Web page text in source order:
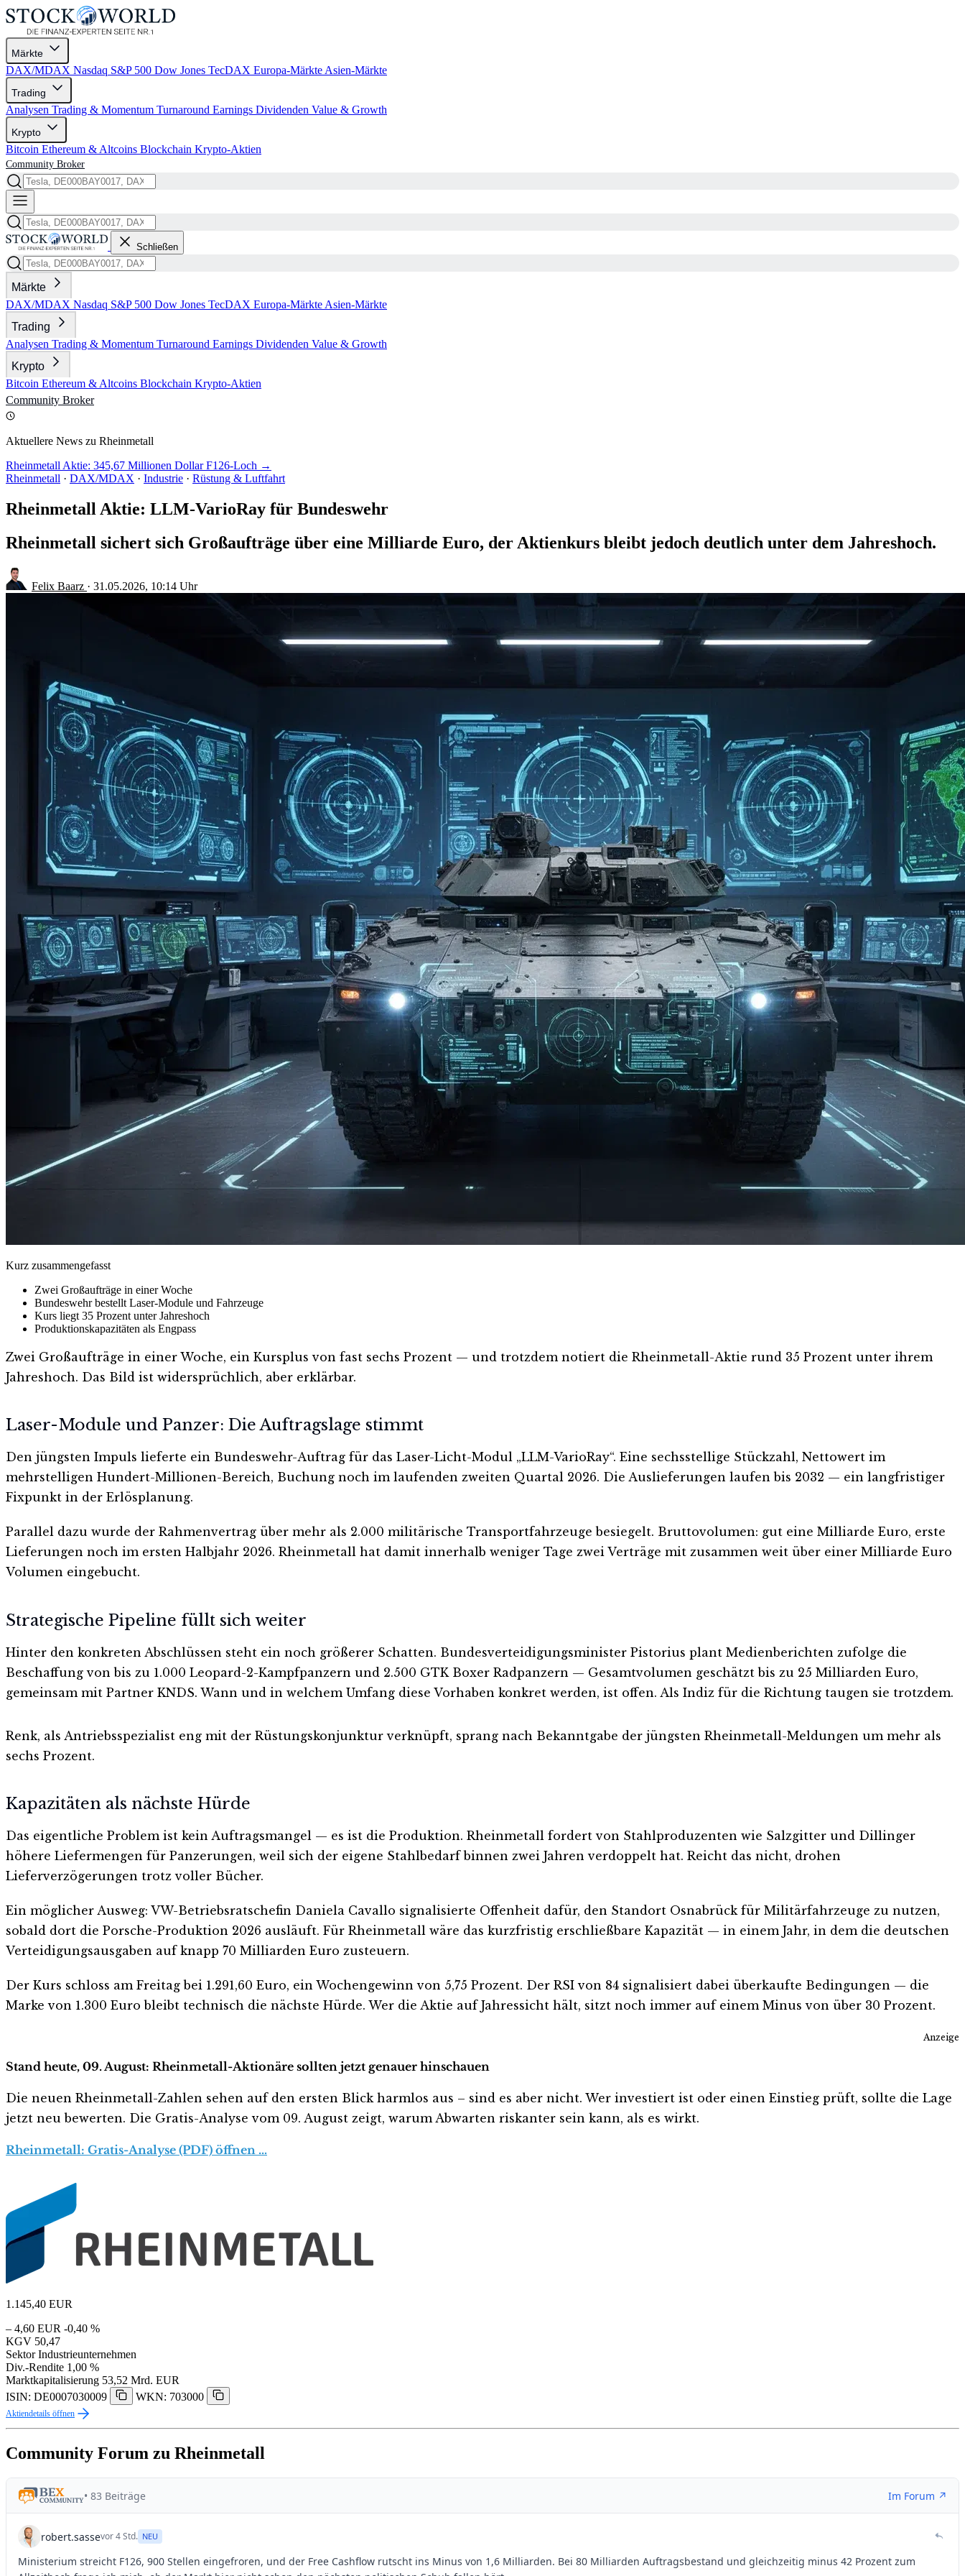
Märkte
DAX/MDAX Nasdaq S&P 500 Dow Jones TecDAX Europa-Märkte Asien-Märkte
Trading
Analysen Trading & Momentum Turnaround Earnings Dividenden Value & Growth
Krypto
Bitcoin Ethereum & Altcoins Blockchain Krypto-Aktien
Community Broker
Schließen
Märkte
DAX/MDAX Nasdaq S&P 500 Dow Jones TecDAX Europa-Märkte Asien-Märkte
Trading
Analysen Trading & Momentum Turnaround Earnings Dividenden Value & Growth
Krypto
Bitcoin Ethereum & Altcoins Blockchain Krypto-Aktien
Community Broker
Aktuellere News zu Rheinmetall
Rheinmetall Aktie: 345,67 Millionen Dollar F126-Loch →
Rheinmetall · DAX/MDAX · Industrie · Rüstung & Luftfahrt
Rheinmetall Aktie: LLM-VarioRay für Bundeswehr
Rheinmetall sichert sich Großaufträge über eine Milliarde Euro, der Aktienkurs bleibt jedoch deutlich unter dem Jahreshoch.
Felix Baarz · 31.05.2026, 10:14 Uhr
Kurz zusammengefasst
Zwei Großaufträge in einer Woche
Bundeswehr bestellt Laser-Module und Fahrzeuge
Kurs liegt 35 Prozent unter Jahreshoch
Produktionskapazitäten als Engpass
Zwei Großaufträge in einer Woche, ein Kursplus von fast sechs Prozent — und trotzdem notiert die Rheinmetall-Aktie rund 35 Prozent unter ihrem
Jahreshoch. Das Bild ist widersprüchlich, aber erklärbar.
Laser-Module und Panzer: Die Auftragslage stimmt
Den jüngsten Impuls lieferte ein Bundeswehr-Auftrag für das Laser-Licht-Modul „LLM-VarioRay“. Eine sechsstellige Stückzahl, Nettowert im
mehrstelligen Hundert-Millionen-Bereich, Buchung noch im laufenden zweiten Quartal 2026. Die Auslieferungen laufen bis 2032 — ein langfristiger
Fixpunkt in der Erlösplanung.
Parallel dazu wurde der Rahmenvertrag über mehr als 2.000 militärische Transportfahrzeuge besiegelt. Bruttovolumen: gut eine Milliarde Euro, erste
Lieferungen noch im ersten Halbjahr 2026. Rheinmetall hat damit innerhalb weniger Tage zwei Verträge mit zusammen weit über einer Milliarde Euro
Volumen eingebucht.
Strategische Pipeline füllt sich weiter
Hinter den konkreten Abschlüssen steht ein noch größerer Schatten. Bundesverteidigungsminister Pistorius plant Medienberichten zufolge die
Beschaffung von bis zu 1.000 Leopard-2-Kampfpanzern und 2.500 GTK Boxer Radpanzern — Gesamtvolumen geschätzt bis zu 25 Milliarden Euro,
gemeinsam mit Partner KNDS. Wann und in welchem Umfang diese Vorhaben konkret werden, ist offen. Als Indiz für die Richtung taugen sie trotzdem.
Renk, als Antriebsspezialist eng mit der Rüstungskonjunktur verknüpft, sprang nach Bekanntgabe der jüngsten Rheinmetall-Meldungen um mehr als
sechs Prozent.
Kapazitäten als nächste Hürde
Das eigentliche Problem ist kein Auftragsmangel — es ist die Produktion. Rheinmetall fordert von Stahlproduzenten wie Salzgitter und Dillinger
höhere Liefermengen für Panzerungen, weil sich der eigene Stahlbedarf binnen zwei Jahren verdoppelt hat. Reicht das nicht, drohen
Lieferverzögerungen trotz voller Bücher.
Ein möglicher Ausweg: VW-Betriebsratschefin Daniela Cavallo signalisierte Offenheit dafür, den Standort Osnabrück für Militärfahrzeuge zu nutzen,
sobald dort die Porsche-Produktion 2026 ausläuft. Für Rheinmetall wäre das kurzfristig erschließbare Kapazität — in einem Jahr, in dem die deutschen
Verteidigungsausgaben auf knapp 70 Milliarden Euro zusteuern.
Der Kurs schloss am Freitag bei 1.291,60 Euro, ein Wochengewinn von 5,75 Prozent. Der RSI von 84 signalisiert dabei überkaufte Bedingungen — die
Marke von 1.300 Euro bleibt technisch die nächste Hürde. Wer die Aktie auf Jahressicht hält, sitzt noch immer auf einem Minus von über 30 Prozent.
Anzeige
Stand heute, 09. August: Rheinmetall-Aktionäre sollten jetzt genauer hinschauen
Die neuen Rheinmetall-Zahlen sehen auf den ersten Blick harmlos aus – sind es aber nicht. Wer investiert ist oder einen Einstieg prüft, sollte die Lage
jetzt neu bewerten. Die Gratis-Analyse vom 09. August zeigt, warum Abwarten riskanter sein kann, als es wirkt.
Rheinmetall: Gratis-Analyse (PDF) öffnen …
1.145,40 EUR
– 4,60 EUR -0,40 %
KGV 50,47
Sektor Industrieunternehmen
Div.-Rendite 1,00 %
Marktkapitalisierung 53,52 Mrd. EUR
ISIN: DE0007030009
WKN: 703000
Aktiendetails öffnen
Community Forum zu Rheinmetall